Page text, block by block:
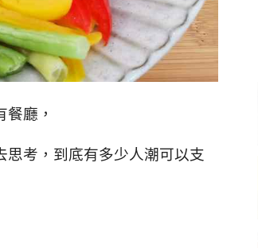
廳，
考，到底有多少人潮可以支